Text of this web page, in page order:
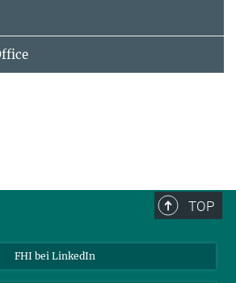
TOP
FHI bei LinkedIn